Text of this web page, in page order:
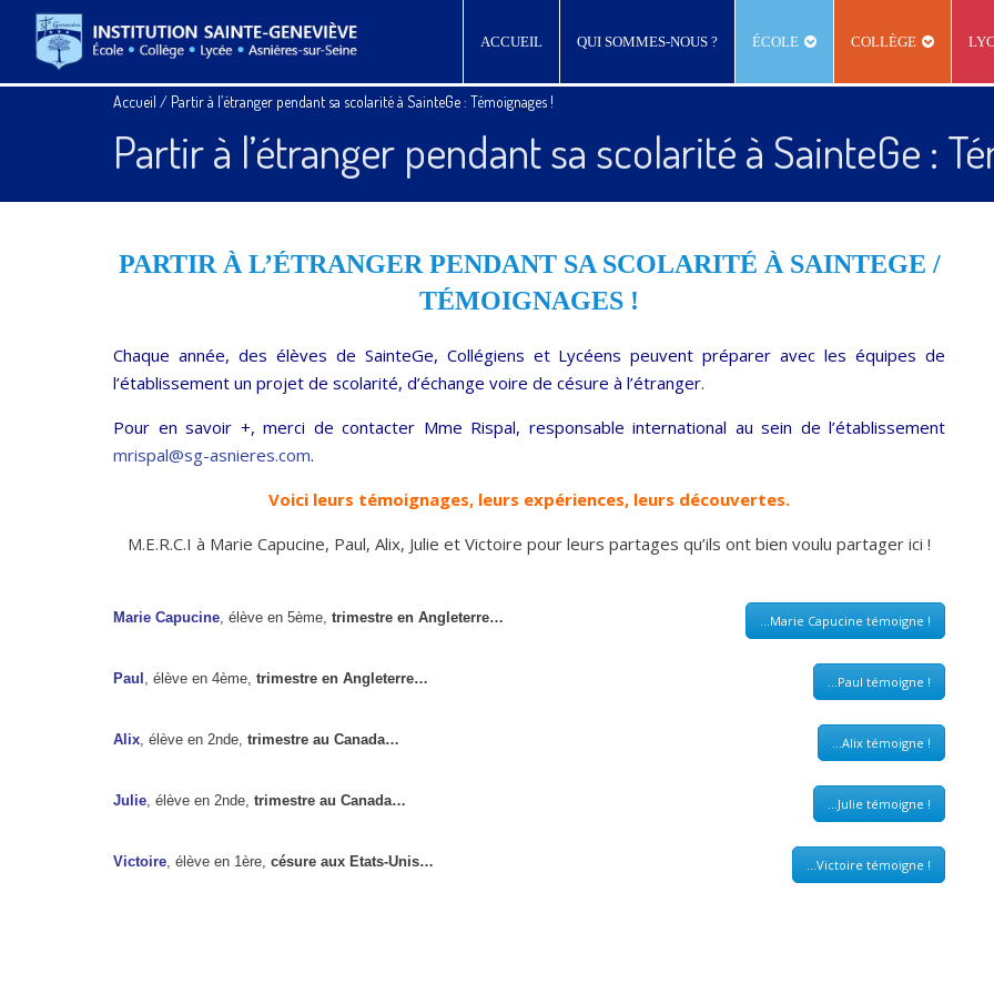
ACCUEIL QUI SOMMES-NOUS ? ÉCOLE COLLÈGE
Accueil / Partir à l’étranger pendant sa scolarité à SainteGe : Témoignages !
Partir à l’étranger pendant sa scolarité à SainteGe :
PARTIR À L’ÉTRANGER PENDANT SA SCOLARITÉ À SAINTEGE /
TÉMOIGNAGES !
Chaque année, des élèves de SainteGe, Collégiens et Lycéens peuvent préparer avec les équipes de
l’établissement un projet de scolarité, d’échange voire de césure à l’étranger.
Pour en savoir +, merci de contacter Mme Rispal, responsable international au sein de l’établissement
mrispal@sg-asnieres.com.
Voici leurs témoignages, leurs expériences, leurs découvertes.
M.E.R.C.I à Marie Capucine, Paul, Alix, Julie et Victoire pour leurs partages qu’ils ont bien voulu partager ici !
Marie Capucine, élève en 5ème, trimestre en Angleterre… ...Marie Capucine témoigne !
Paul , élève en 4ème, trimestre en Angleterre… ...Paul témoigne !
Alix, élève en 2nde, trimestre au Canada… ...Alix témoigne !
Julie, élève en 2nde, trimestre au Canada… ...Julie témoigne !
Victoire, élève en 1ère, césure aux Etats-Unis… ...Victoire témoigne !